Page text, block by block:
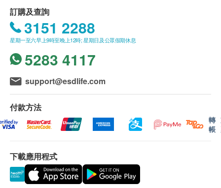
採用柔軟透氣布料，提升穿著舒適感
改善棉芯結構，加強尿液的內部擴散及吸收速度
使用全面透氣的物料氣味處理上也可以放心，無異
味
日本專利設計，T型立體防漏褶邊：腿部接觸處有
令其難以洩漏
當行走／移動時，向上拉攏設計，推高上層吸收
層，長期保持緊密接觸狀態
吸濕原料中帶有抗菌元素、中和功能和防臭功能，
可減少細菌生長，減少異味和皮膚過敏
規格
中碼
腰圍尺寸：60-95 厘米
費。如送貨至愉景灣須另收取附加費HK$160。馬
灣、東涌須另收取橋費HK$40。長洲、大嶼山、梅
窩、貝澳、長沙、塘福、水口、石壁、寶蓮寺、大
澳及香港國際機場，須按實際情況報價。(附加費
可能因應貨品尺寸及重量而調整)
我們將於確定訂單後5-7個工作天內安排發貨。
不排除運送時間會因節日而有所影響。當八號烈風
訊號懸掛或黑色暴雨警告生效時，送貨服務時間將
會延遲。
所有訂單須視乎相關貨品的供應情況再作最後確
易有權拒絕接受該訂單，並且會於送貨前透過電話
或電郵通知顧客再作安排。
訂購及查詢
3151 2288
星期一至六早上9時至晚上12時; 星期日及公眾假期休息
5283 4117
support@esdlife.com
付款方法
轉
帳
下載應用程式